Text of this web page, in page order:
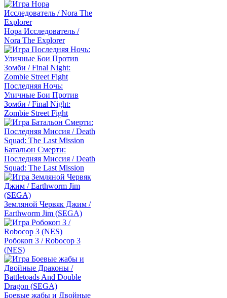
Нора Исследователь /
Nora The Explorer
Последняя Ночь:
Уличные Бои Против
Зомби / Final Night:
Zombie Street Fight
Батальон Смерти:
Последняя Миссия / Death
Squad: The Last Mission
Земляной Червяк Джим /
Earthworm Jim (SEGA)
Робокоп 3 / Robocop 3
(NES)
Боевые жабы и Двойные